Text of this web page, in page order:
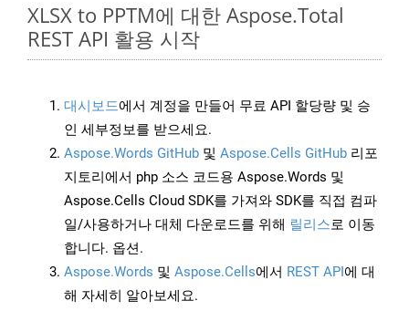
XLSX to PPTM에 대한 Aspose.Total
REST API 활용 시작
대시보드에서 계정을 만들어 무료 API 할당량 및 승
인 세부정보를 받으세요.
Aspose.Words GitHub 및 Aspose.Cells GitHub 리포
지토리에서 php 소스 코드용 Aspose.Words 및
Aspose.Cells Cloud SDK를 가져와 SDK를 직접 컴파
일/사용하거나 대체 다운로드를 위해 릴리스로 이동
합니다. 옵션.
Aspose.Words 및 Aspose.Cells에서 REST API에 대
해 자세히 알아보세요.